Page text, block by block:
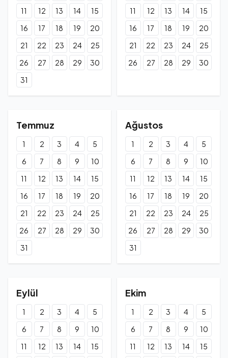
11
12 13 14
15
16
17 18 19
20
21
22 23 24
25
26
27 28 29
30
31
11
12 13 14
15
16
17 18 19
20
21
22 23 24
25
26
27 28 29 30
Temmuz
1 2 3 4
5
6
7 8 9
10
11
12 13 14
15
16
17 18 19
20
21
22 23 24
25
26
27 28 29
30
31
Ağustos
1 2 3 4
5
6
7 8 9
10
11
12 13 14
15
16
17 18 19
20
21
22 23 24
25
26
27 28 29
30
31
Eylül
1 2 3 4
5
6
7 8 9
10
11
12 13 14
15
Ekim
1 2 3 4
5
6
7 8 9
10
11
12 13 14
15